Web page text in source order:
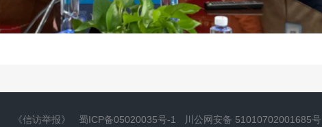
《信访举报》 蜀ICP备05020035号-1 川公网安备 51010702001685号